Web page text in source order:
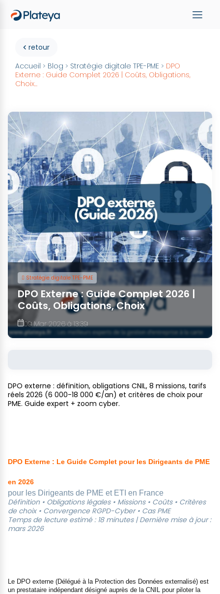
retour
Accueil > Blog > Stratégie digitale TPE-PME > DPO
Externe : Guide Complet 2026 | Coûts, Obligations,
Choix...
Stratégie digitale TPE-PME
DPO Externe : Guide Complet 2026 |
Coûts, Obligations, Choix
09 Mar 2026 à 13:39
DPO externe : définition, obligations CNIL, 8 missions, tarifs
réels 2026 (6 000-18 000 €/an) et critères de choix pour
PME. Guide expert + zoom cyber.
DPO Externe : Le Guide Complet pour les Dirigeants de PME
en 2026
pour les Dirigeants de PME et ETI en France
Définition • Obligations légales • Missions • Coûts • Critères
de choix • Convergence RGPD-Cyber • Cas PME
Temps de lecture estimé : 18 minutes | Dernière mise à jour :
mars 2026
Le DPO externe (Délégué à la Protection des Données externalisé) est
un prestataire indépendant désigné auprès de la CNIL pour piloter la